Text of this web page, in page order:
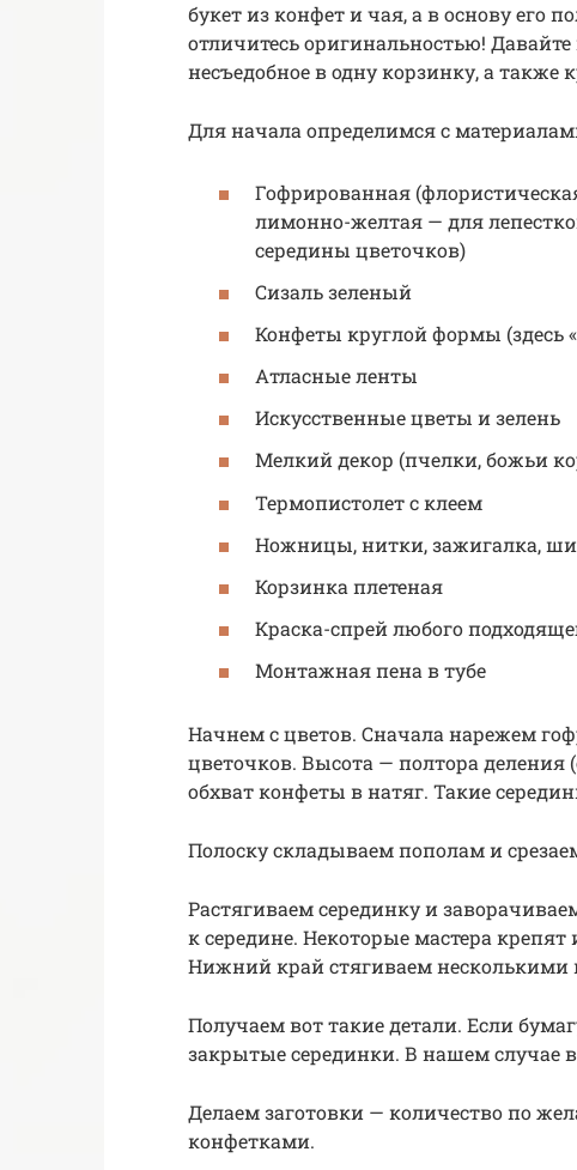
букет из конфет и чая, а в основу его
отличитесь оригинальностью!
несъедобное в одну корзинку, а также
Для начала определимся с
Гофрированная
лимонно-желтая — для
середины цветочков)
Сизаль зеленый
Конфеты круглой формы (здесь
Атласные ленты
Искусственные цветы и зелень
Мелкий декор (пчелки, божьи
Термопистолет с клеем
Ножницы, нитки, зажигалка,
Корзинка плетеная
Краска-спрей любого
Монтажная пена в тубе
Начнем с цветов. Сначала нарежем
цветочков. Высота — полтора
обхват конфеты в натяг. Такие
Полоску складываем пополам и
Растягиваем серединку и
к середине. Некоторые мастера крепят
Нижний край стягиваем несколькими
Получаем вот такие детали. Если
закрытые серединки. В нашем случае
Делаем заготовки — количество по
конфетками.